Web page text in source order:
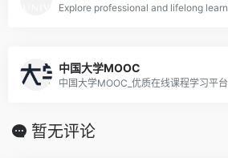
中国大学MOOC
中国大学MOOC_优质在线课程学习平台
暂无评论